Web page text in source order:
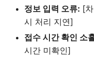
정보 입력 오류: [
시 처리 지연]
접수 시간 확인 소
시간 미확인]